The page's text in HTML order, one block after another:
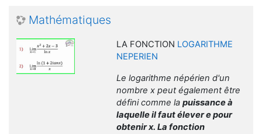
Mathématiques
LA FONCTION LOGARITHME
NEPERIEN
Le logarithme népérien d'un
nombre x peut également être
défini comme la puissance à
laquelle il faut élever e pour
obtenir x. La fonction